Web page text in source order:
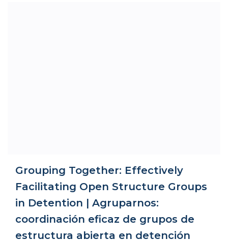
Grouping Together: Effectively
Facilitating Open Structure Groups
in Detention | Agruparnos:
coordinación eficaz de grupos de
estructura abierta en detención